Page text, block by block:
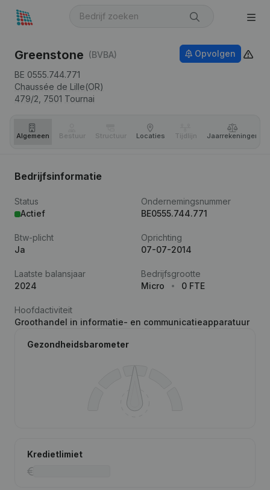
Greenstone (BVBA)
BE 0555.744.771
Chaussée de Lille(OR)
479/2, 7501 Tournai
Opvolgen
Algemeen Bestuur Structuur Locaties Tijdlijn Jaar­rekeningen
Bedrijfsinformatie
Status
Actief
Ondernemingsnummer
BE0555.744.771
Btw-plicht
Ja
Oprichting
07-07-2014
Laatste balansjaar
2024
Bedrijfsgrootte
Micro
0 FTE
Hoofdactiviteit
Groothandel in informatie- en communicatieapparatuur
Gezondheidsbarometer
Kredietlimiet